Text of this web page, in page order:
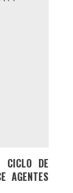
CICLO DE
AGENTES